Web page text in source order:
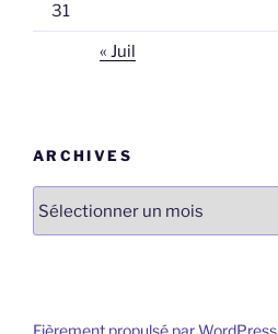
31
« Juil
ARCHIVES